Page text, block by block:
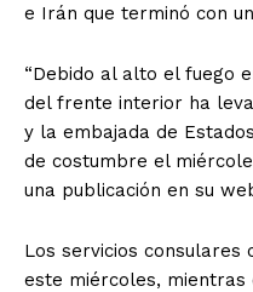
e Irán que terminó con
“Debido al alto el fuego
del frente interior ha
y la embajada de
de costumbre el
una publicación en su
Los servicios consulares
este miércoles, mientras